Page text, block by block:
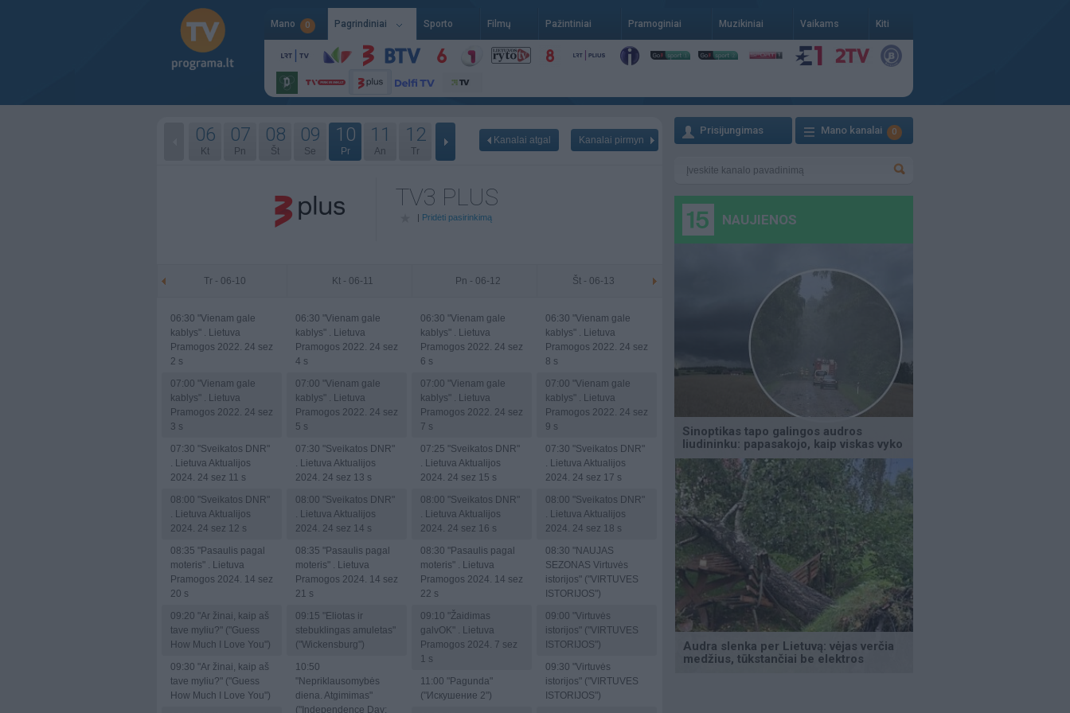
Mano 0 Pagrindiniai Sporto Filmų Pažintiniai Pramoginiai Muzikiniai Vaikams Kiti
06
Kt
07
Pn
08
Št
09
Se
10
Pr
11
An
12
Tr
Kanalai atgal Kanalai pirmyn
TV3 PLUS
| Pridėti pasirinkimą
Tr - 06-10
06:30 "Vienam gale
kablys" . Lietuva
Pramogos 2022. 24 sez
2 s
07:00 "Vienam gale
kablys" . Lietuva
Pramogos 2022. 24 sez
3 s
07:30 "Sveikatos DNR"
. Lietuva Aktualijos
2024. 24 sez 11 s
08:00 "Sveikatos DNR"
. Lietuva Aktualijos
2024. 24 sez 12 s
08:35 "Pasaulis pagal
moteris" . Lietuva
Pramogos 2024. 14 sez
20 s
09:20 "Ar žinai, kaip aš
tave myliu?" ("Guess
How Much I Love You")
09:30 "Ar žinai, kaip aš
tave myliu?" ("Guess
How Much I Love You")
Kt - 06-11
06:30 "Vienam gale
kablys" . Lietuva
Pramogos 2022. 24 sez
4 s
07:00 "Vienam gale
kablys" . Lietuva
Pramogos 2022. 24 sez
5 s
07:30 "Sveikatos DNR"
. Lietuva Aktualijos
2024. 24 sez 13 s
08:00 "Sveikatos DNR"
. Lietuva Aktualijos
2024. 24 sez 14 s
08:35 "Pasaulis pagal
moteris" . Lietuva
Pramogos 2024. 14 sez
21 s
09:15 "Eliotas ir
stebuklingas amuletas"
("Wickensburg")
10:50
"Nepriklausomybės
diena. Atgimimas"
("Independence Day:
Pn - 06-12
06:30 "Vienam gale
kablys" . Lietuva
Pramogos 2022. 24 sez
6 s
07:00 "Vienam gale
kablys" . Lietuva
Pramogos 2022. 24 sez
7 s
07:25 "Sveikatos DNR"
. Lietuva Aktualijos
2024. 24 sez 15 s
08:00 "Sveikatos DNR"
. Lietuva Aktualijos
2024. 24 sez 16 s
08:30 "Pasaulis pagal
moteris" . Lietuva
Pramogos 2024. 14 sez
22 s
09:10 "Žaidimas
galvOK" . Lietuva
Pramogos 2024. 7 sez
1 s
11:00 "Pagunda"
("Искушение 2")
Št - 06-13
06:30 "Vienam gale
kablys" . Lietuva
Pramogos 2022. 24 sez
8 s
07:00 "Vienam gale
kablys" . Lietuva
Pramogos 2022. 24 sez
9 s
07:30 "Sveikatos DNR"
. Lietuva Aktualijos
2024. 24 sez 17 s
08:00 "Sveikatos DNR"
. Lietuva Aktualijos
2024. 24 sez 18 s
08:30 "NAUJAS
SEZONAS Virtuvės
istorijos" ("VIRTUVES
ISTORIJOS")
09:00 "Virtuvės
istorijos" ("VIRTUVES
ISTORIJOS")
09:30 "Virtuvės
istorijos" ("VIRTUVES
ISTORIJOS")
Prisijungimas Mano kanalai 0